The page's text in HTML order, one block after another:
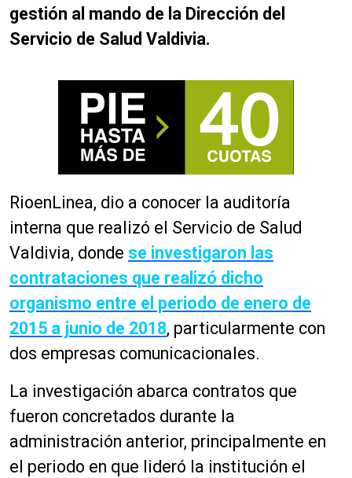
gestión al mando de la Dirección del
Servicio de Salud Valdivia.
RioenLinea, dio a conocer la auditoría
interna que realizó el Servicio de Salud
Valdivia, donde se investigaron las
contrataciones que realizó dicho
organismo entre el periodo de enero de
2015 a junio de 2018, particularmente con
dos empresas comunicacionales.
La investigación abarca contratos que
fueron concretados durante la
administración anterior, principalmente en
el periodo en que lideró la institución el